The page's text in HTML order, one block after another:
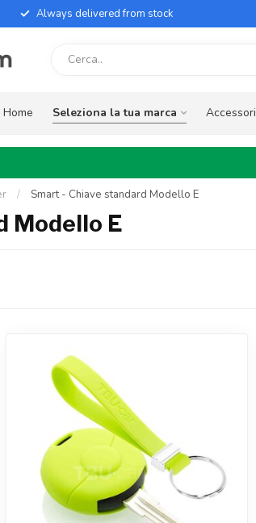
Always delivered from stock
Home Seleziona la tua marca Accessori
/ Smart - Chiave standard Modello E
Modello E